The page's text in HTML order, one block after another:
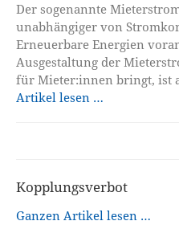
Der sogenannte
unabhängiger von
Erneuerbare Energien
Ausgestaltung der
für Mieter:innen bringt, ist
Artikel lesen …
Kopplungsverbot
Ganzen Artikel lesen …